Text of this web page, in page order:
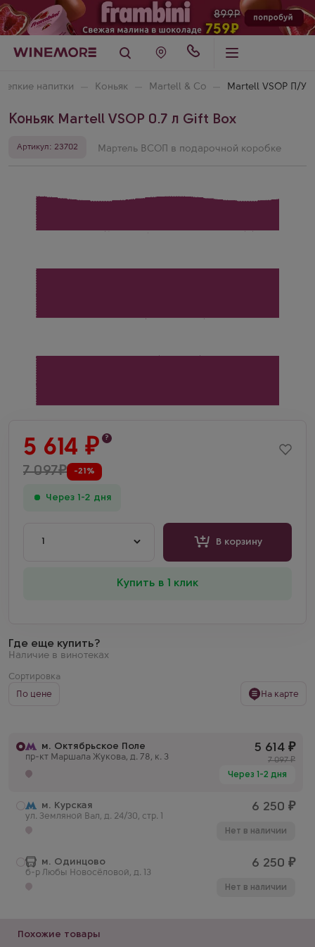
напитки Коньяк Martell & Co Martell VSOP П/У
Коньяк Martell VSOP 0.7 л Gift Box
Артикул: 23702 Мартель ВСОП в подарочной коробке
5 614 ₽ ?
7 097₽ -21%
Через 1-2 дня
1 В корзину
Купить в 1 клик
Где еще купить?
Наличие в винотеках
Сортировка
По цене
На карте
м. Октябрьское Поле
пр-кт Маршала Жукова, д. 78, к. 3
5 614 ₽
7 097₽
Через 1-2 дня
м. Курская
ул. Земляной Вал, д. 24/30, стр. 1
6 250 ₽
Нет в наличии
м. Одинцово
б-р Любы Новосёловой, д. 13
6 250 ₽
Нет в наличии
Похожие товары